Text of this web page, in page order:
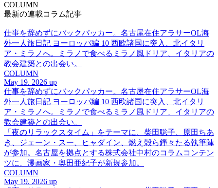
COLUMN
最新の連載コラム記事
仕事を辞めずにバックパッカー。名古屋在住アラサーOL海
外一人旅日記 ヨーロッパ編 10 西欧諸国に突入、北イタリ
ア・ミラノへ。ミラノで食べるミラノ風ドリア、イタリアの
教会建築との出会い。
COLUMN
May 19. 2026 up
仕事を辞めずにバックパッカー。名古屋在住アラサーOL海
外一人旅日記 ヨーロッパ編 10 西欧諸国に突入、北イタリ
ア・ミラノへ。ミラノで食べるミラノ風ドリア、イタリアの
教会建築との出会い。
「夜のリラックスタイム」をテーマに、柴田聡子、原田ちあ
き、ジェーン・スー、ヒャダイン、燃え殻ら錚々たる執筆陣
が参加。名古屋を拠点とする株式会社中村のコラムコンテン
ツに、漫画家・奥田亜紀子が新規参加。
COLUMN
May 19. 2026 up